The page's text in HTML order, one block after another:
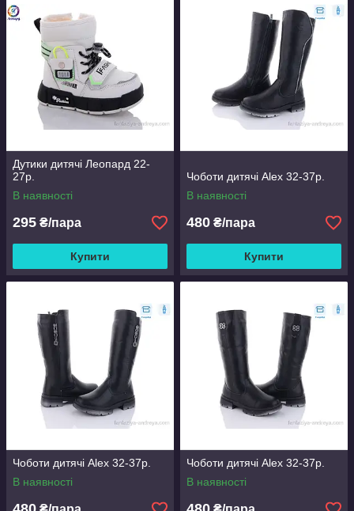
Дутики дитячі Леопард 22-
27р.
В наявності
295 ₴/пара
Купити
Чоботи дитячі Alex 32-37р.
В наявності
480 ₴/пара
Купити
Чоботи дитячі Alex 32-37р.
В наявності
Чоботи дитячі Alex 32-37р.
В наявності